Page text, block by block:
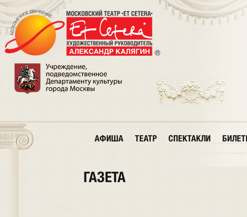
АФИША ТЕАТР СПЕКТАКЛИ
ГАЗЕТА